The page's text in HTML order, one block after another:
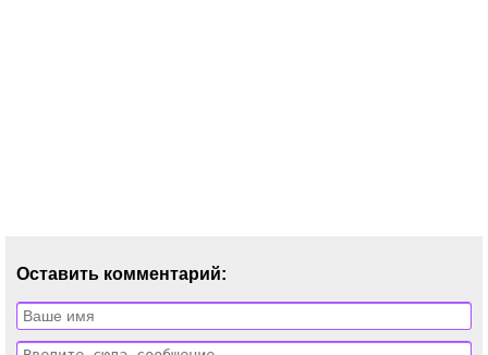
Оставить комментарий: